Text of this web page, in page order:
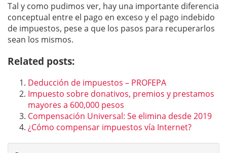
Tal y como pudimos ver, hay una importante diferencia
conceptual entre el pago en exceso y el pago indebido
de impuestos, pese a que los pasos para recuperarlos
sean los mismos.
Related posts:
Deducción de impuestos – PROFEPA
Impuesto sobre donativos, premios y prestamos
mayores a 600,000 pesos
Compensación Universal: Se elimina desde 2019
¿Cómo compensar impuestos vía Internet?